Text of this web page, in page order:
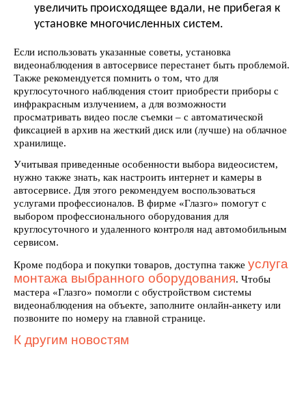
увеличить происходящее вдали, не прибегая к
установке многочисленных систем.
Если использовать указанные советы, установка
видеонаблюдения в автосервисе перестанет быть проблемой.
Также рекомендуется помнить о том, что для
круглосуточного наблюдения стоит приобрести приборы с
инфракрасным излучением, а для возможности
просматривать видео после съемки – с автоматической
фиксацией в архив на жесткий диск или (лучше) на облачное
хранилище.
Учитывая приведенные особенности выбора видеосистем,
нужно также знать, как настроить интернет и камеры в
автосервисе. Для этого рекомендуем воспользоваться
услугами профессионалов. В фирме «Глазго» помогут с
выбором профессионального оборудования для
круглосуточного и удаленного контроля над автомобильным
сервисом.
Кроме подбора и покупки товаров, доступна также услуга
монтажа выбранного оборудования. Чтобы
мастера «Глазго» помогли с обустройством системы
видеонаблюдения на объекте, заполните онлайн-анкету или
позвоните по номеру на главной странице.
К другим новостям